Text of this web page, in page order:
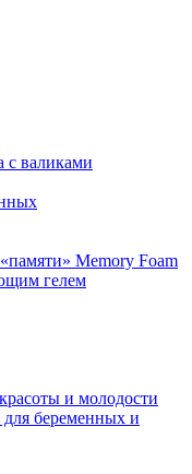
с валиками
Memory Foam
гелем
и молодости
беременных и